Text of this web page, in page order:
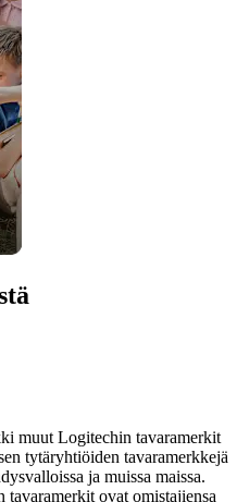
muut Logitechin tavaramerkit
tytäryhtiöiden tavaramerkkejä
ja muissa maissa.
ovat omistajiensa